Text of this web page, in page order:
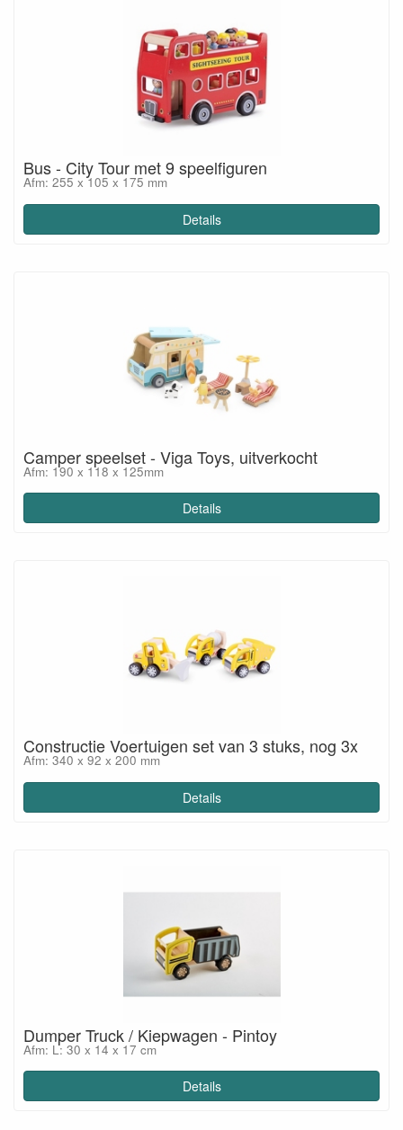
Bus - City Tour met 9 speelfiguren
Afm: 255 x 105 x 175 mm
Details
Camper speelset - Viga Toys, uitverkocht
Afm: 190 x 118 x 125mm
Details
Constructie Voertuigen set van 3 stuks, nog 3x
Afm: 340 x 92 x 200 mm
Details
Dumper Truck / Kiepwagen - Pintoy
Afm: L: 30 x 14 x 17 cm
Details